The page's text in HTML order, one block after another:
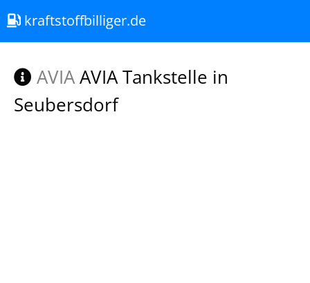
kraftstoffbilliger.de
AVIAAVIA Tankstelle in
Seubersdorf